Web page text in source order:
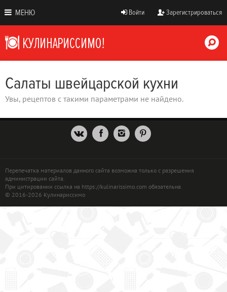
МЕНЮ Войти Зарегистрироваться
Салаты швейцарской кухни
Увы, рецептов с такими параметрами не найдено.
Перепечатка материалов данного сайта возможна только с разрешения
администрации сайта.
При цитировании ссылка на https://kulinarissimo.com обязательна.
© 2016-2026 Кулинариссимо